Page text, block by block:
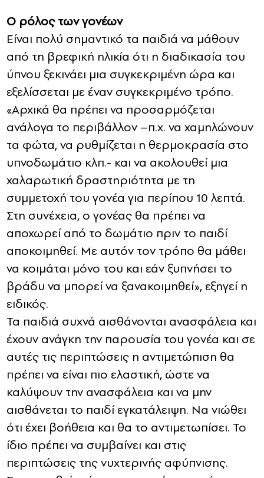
Ο ρόλος των γονέων
Είναι πολύ σημαντικό τα παιδιά να μάθουν
από τη βρεφική ηλικία ότι η διαδικασία του
ύπνου ξεκινάει μια συγκεκριμένη ώρα και
εξελίσσεται με έναν συγκεκριμένο τρόπο.
«Αρχικά θα πρέπει να προσαρμόζεται
ανάλογα το περιβάλλον –π.χ. να χαμηλώνουν
τα φώτα, να ρυθμίζεται η θερμοκρασία στο
υπνοδωμάτιο κλπ.- και να ακολουθεί μια
χαλαρωτική δραστηριότητα με τη
συμμετοχή του γονέα για περίπου 10 λεπτά.
Στη συνέχεια, ο γονέας θα πρέπει να
αποχωρεί από το δωμάτιο πριν το παιδί
αποκοιμηθεί. Με αυτόν τον τρόπο θα μάθει
να κοιμάται μόνο του και εάν ξυπνήσει το
βράδυ να μπορεί να ξανακοιμηθεί», εξηγεί η
ειδικός.
Τα παιδιά συχνά αισθάνονται ανασφάλεια και
έχουν ανάγκη την παρουσία του γονέα και σε
αυτές τις περιπτώσεις η αντιμετώπιση θα
πρέπει να είναι πιο ελαστική, ώστε να
καλύψουν την ανασφάλεια και να μην
αισθάνεται το παιδί εγκατάλειψη. Να νιώθει
ότι έχει βοήθεια και θα το αντιμετωπίσει. Το
ίδιο πρέπει να συμβαίνει και στις
περιπτώσεις της νυχτερινής αφύπνισης.